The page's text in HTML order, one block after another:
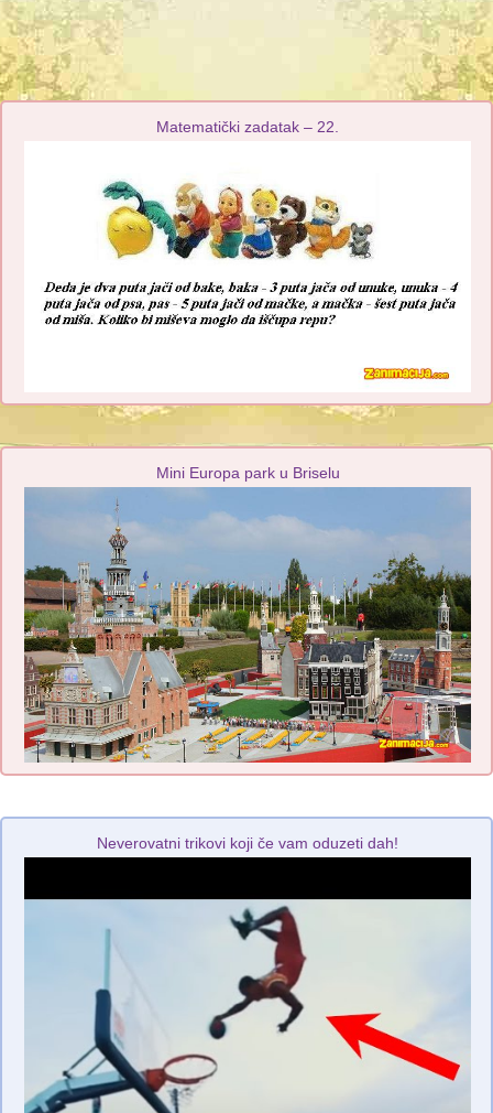
Matematički zadatak – 22.
Mini Europa park u Briselu
Neverovatni trikovi koji če vam oduzeti dah!